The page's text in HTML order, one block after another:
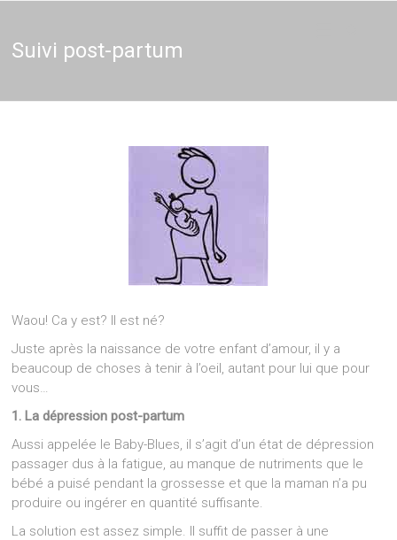
–
Naturopathe
Naturopathie,
Thérapie de
Suivi post-partum
Waou! Ca y est? Il est né?
Juste après la naissance de votre enfant d’amour, il y a
beaucoup de choses à tenir à l’oeil, autant pour lui que pour
vous…
1. La dépression post-partum
Aussi appelée le Baby-Blues, il s’agit d’un état de dépression
passager dus à la fatigue, au manque de nutriments que le
bébé a puisé pendant la grossesse et que la maman n’a pu
produire ou ingérer en quantité suffisante.
La solution est assez simple. Il suffit de passer à une